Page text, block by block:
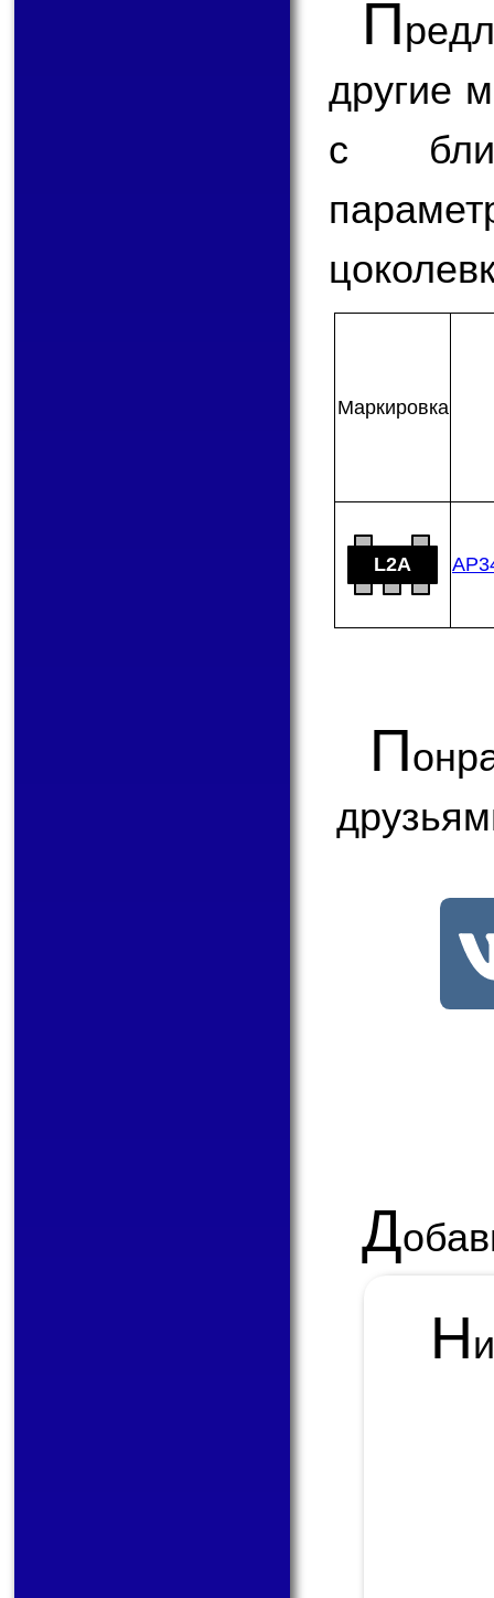
П
другие
с
Мар­ки­ров­ка
L2A
П
Д
Н